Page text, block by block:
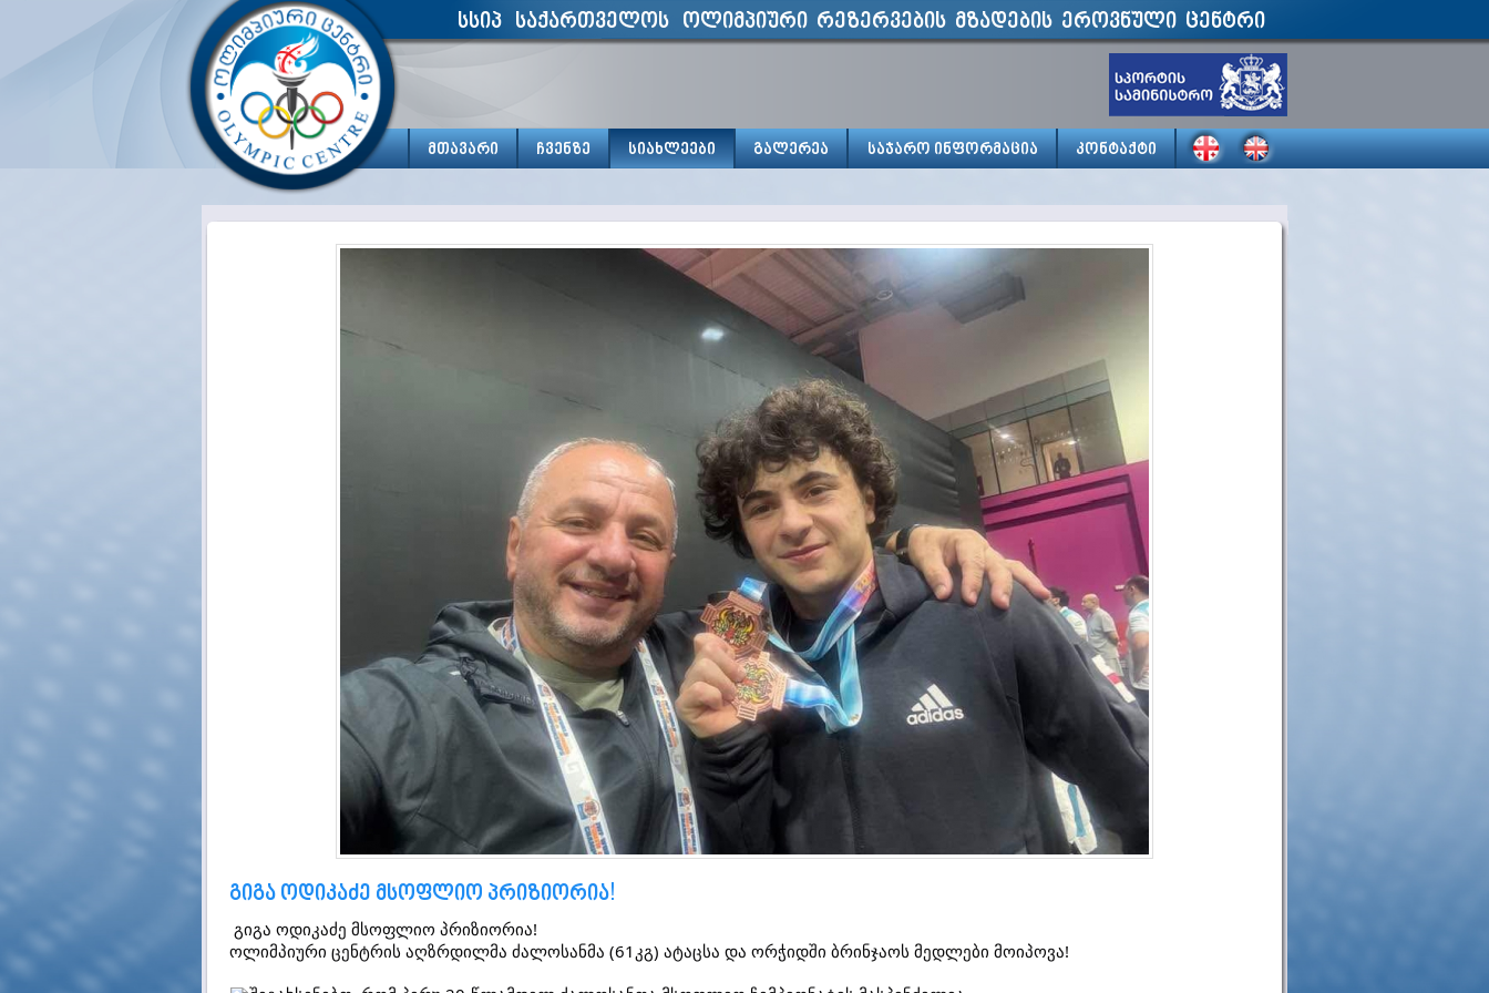
სსიპ საქართველოს ოლიმპიური რეზერვების მზადების ეროვნული ცენტრი
მთავარი ჩვენზე სიახლეები გალერეა საჯარო ინფორმაცია კონტაქტი
გიგა ოდიკაძე მსოფლიო პრიზიორია!
გიგა ოდიკაძე მსოფლიო პრიზიორია!
ოლიმპიური ცენტრის აღზრდილმა ძალოსანმა (61კგ) ატაცსა და ორჭიდში ბრინჯაოს მედლები მოიპოვა!